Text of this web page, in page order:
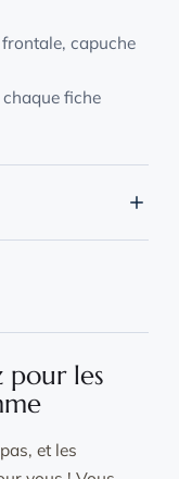
capuche
fiche
l'envers si
pour les
et les